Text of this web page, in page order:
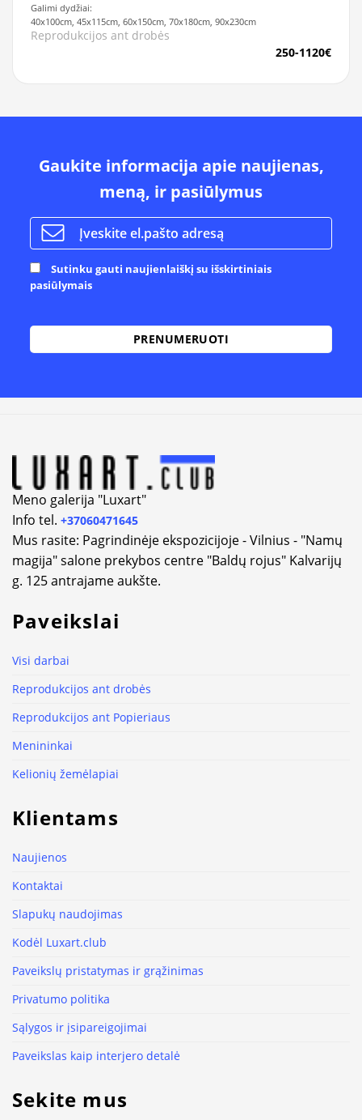
Galimi dydžiai:
40x100cm, 45x115cm, 60x150cm, 70x180cm, 90x230cm
Reprodukcijos ant drobės
250-1120€
Gaukite informacija apie naujienas,
meną, ir pasiūlymus
Sutinku gauti naujienlaiškį su išskirtiniais
pasiūlymais
Meno galerija "Luxart"
Info tel. +37060471645
Mus rasite: Pagrindinėje ekspozicijoje - Vilnius - "Namų
magija" salone prekybos centre "Baldų rojus" Kalvarijų
g. 125 antrajame aukšte.
Paveikslai
Visi darbai
Reprodukcijos ant drobės
Reprodukcijos ant Popieriaus
Menininkai
Kelionių žemėlapiai
Klientams
Naujienos
Kontaktai
Slapukų naudojimas
Kodėl Luxart.club
Paveikslų pristatymas ir grąžinimas
Privatumo politika
Sąlygos ir įsipareigojimai
Paveikslas kaip interjero detalė
Sekite mus